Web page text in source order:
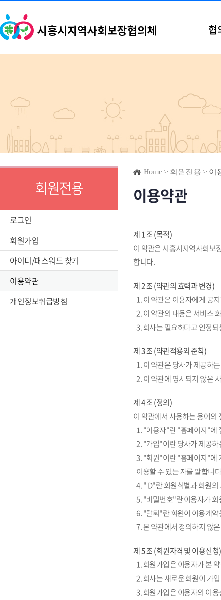
협
회원전용
로그인
회원가입
아이디/패스워드 찾기
이용약관
개인정보취급방침
Home > 회원전용 > 이
이용약관
제 1 조 (목적)
이 약관은 시흥시지역사회보
합니다.
제 2 조 (약관의 효력과 변경)
1. 이 약관은 이용자에게 공
2. 이 약관의 내용은 서비스
3. 회사는 필요하다고 인정
제 3 조 (약관적용외 준칙)
1. 이 약관은 당사가 제공하
2. 이 약관에 명시되지 않은
제 4 조 (정의)
이 약관에서 사용하는 용어의
1. "이용자"란 "홈페이지"에
2. "가입"이란 당사가 제공하
3. "회원"이란 "홈페이지"에
이용할 수 있는 자를 말합니
4. "ID"란 회원식별과 회원의
5. "비밀번호"란 이용자가 회
6. "탈퇴"란 회원이 이용계
7. 본 약관에서 정의하지 않
제 5 조 (회원자격 및 이용신청)
1. 회원가입은 이용자가 본
2. 회사는 새로운 회원이 가
3. 회원가입은 이용자의 이